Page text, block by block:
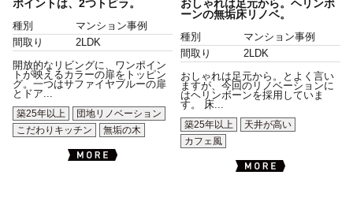
ポイントは、2つトビラ。
種別
マンション事例
間取り
2LDK
開放的なリビングに、ワンポイン
トが映えるカラーの扉をトッピン
グ。一つはサファイヤブルーの扉
とドア...
築25年以上
団地リノベーション
こだわりキッチン
無垢の木
おしゃれは足元から。ヘリンボ
ーンの無垢床リノベ。
種別
マンション事例
間取り
2LDK
おしゃれは足元から。とよく言い
ますが、今回のリノベーションに
はヘリンボーンを採用していま
す。 床...
築25年以上
天井が高い
カフェ風